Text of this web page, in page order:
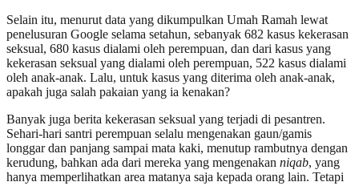
Selain itu, menurut data yang dikumpulkan Umah Ramah lewat
penelusuran Google selama setahun, sebanyak 682 kasus kekerasan
seksual, 680 kasus dialami oleh perempuan, dan dari kasus yang
kekerasan seksual yang dialami oleh perempuan, 522 kasus dialami
oleh anak-anak. Lalu, untuk kasus yang diterima oleh anak-anak,
apakah juga salah pakaian yang ia kenakan?
Banyak juga berita kekerasan seksual yang terjadi di pesantren.
Sehari-hari santri perempuan selalu mengenakan gaun/gamis
longgar dan panjang sampai mata kaki, menutup rambutnya dengan
kerudung, bahkan ada dari mereka yang mengenakan niqab, yang
hanya memperlihatkan area matanya saja kepada orang lain. Tetapi